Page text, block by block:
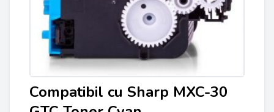
Compatibil cu Sharp MXC-30